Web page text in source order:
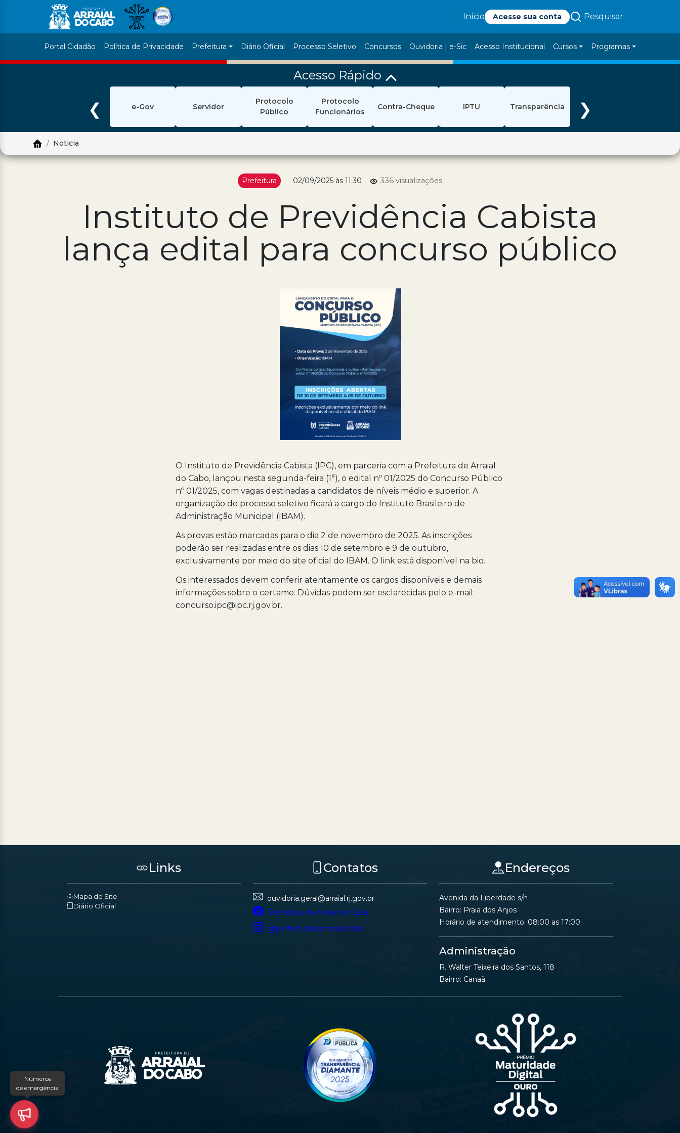
Início Acesse sua conta Pesquisar
Portal Cidadão Política de Privacidade Prefeitura Diário Oficial Processo Seletivo Concursos Ouvidoria | e-Sic Acesso Institucional Cursos Programas
Acesso Rápido
❮ e-Gov Servidor
Protocolo
Público
Protocolo
Funcionários
Contra-Cheque IPTU Transparência ❯
Noticia
Números
de emergência
Prefeitura 02/09/2025 às 11:30 336 visualizações
Instituto de Previdência Cabista
lança edital para concurso público
O Instituto de Previdência Cabista (IPC), em parceria com a Prefeitura de Arraial
do Cabo, lançou nesta segunda-feira (1°), o edital nº 01/2025 do Concurso Público
nº 01/2025, com vagas destinadas a candidatos de níveis médio e superior. A
organização do processo seletivo ficará a cargo do Instituto Brasileiro de
Administração Municipal (IBAM).
As provas estão marcadas para o dia 2 de novembro de 2025. As inscrições
poderão ser realizadas entre os dias 10 de setembro e 9 de outubro,
exclusivamente por meio do site oficial do IBAM. O link está disponível na bio.
Os interessados devem conferir atentamente os cargos disponíveis e demais
informações sobre o certame. Dúvidas podem ser esclarecidas pelo e-mail:
concurso.ipc@ipc.rj.gov.br.
Links
Mapa do Site
Diário Oficial
Contatos
ouvidoria.geral@arraial.rj.gov.br
Prefeitura de Arraial do Cabo
@prefeituradearraialdocabo
Endereços
Avenida da Liberdade s/n
Bairro: Praia dos Anjos
Horário de atendimento: 08:00 as 17:00
Administração
R. Walter Teixeira dos Santos, 118
Bairro: Canaã